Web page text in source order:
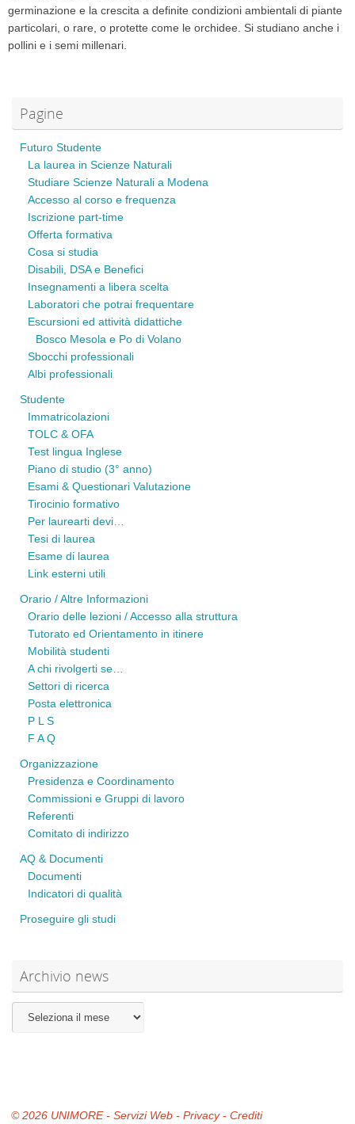
germinazione e la crescita a definite condizioni ambientali di piante
particolari, o rare, o protette come le orchidee. Si studiano anche i
pollini e i semi millenari.
Pagine
Futuro Studente
La laurea in Scienze Naturali
Studiare Scienze Naturali a Modena
Accesso al corso e frequenza
Iscrizione part-time
Offerta formativa
Cosa si studia
Disabili, DSA e Benefici
Insegnamenti a libera scelta
Laboratori che potrai frequentare
Escursioni ed attività didattiche
Bosco Mesola e Po di Volano
Sbocchi professionali
Albi professionali
Studente
Immatricolazioni
TOLC & OFA
Test lingua Inglese
Piano di studio (3° anno)
Esami & Questionari Valutazione
Tirocinio formativo
Per laurearti devi…
Tesi di laurea
Esame di laurea
Link esterni utili
Orario / Altre Informazioni
Orario delle lezioni / Accesso alla struttura
Tutorato ed Orientamento in itinere
Mobilità studenti
A chi rivolgerti se…
Settori di ricerca
Posta elettronica
P L S
F A Q
Organizzazione
Presidenza e Coordinamento
Commissioni e Gruppi di lavoro
Referenti
Comitato di indirizzo
AQ & Documenti
Documenti
Indicatori di qualità
Proseguire gli studi
Archivio news
© 2026 UNIMORE- Servizi Web- Privacy- Crediti